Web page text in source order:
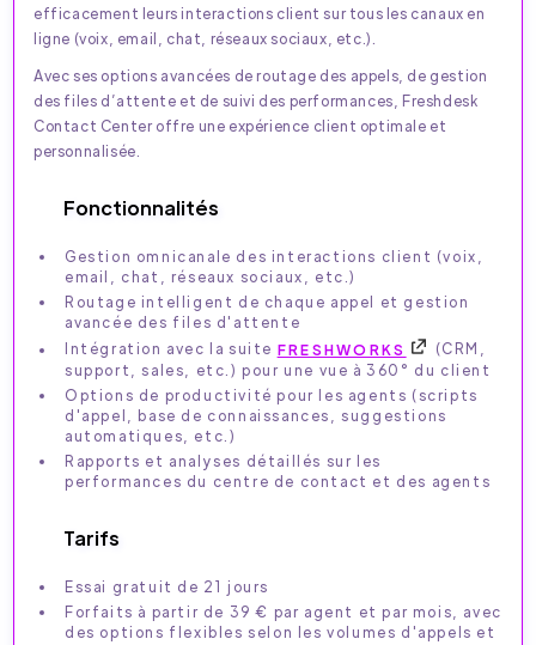
efficacement leurs interactions client sur tous les canaux en
ligne (voix, email, chat, réseaux sociaux, etc.).
Avec ses options avancées de routage des appels, de gestion
des files d’attente et de suivi des performances, Freshdesk
Contact Center offre une expérience client optimale et
personnalisée.
Fonctionnalités
Gestion omnicanale des interactions client (voix,
email, chat, réseaux sociaux, etc.)
Routage intelligent de chaque appel et gestion
avancée des files d'attente
Intégration avec la suite FRESHWORKS
(CRM,
support, sales, etc.) pour une vue à 360° du client
Options de productivité pour les agents (scripts
d'appel, base de connaissances, suggestions
automatiques, etc.)
Rapports et analyses détaillés sur les
performances du centre de contact et des agents
Tarifs
Essai gratuit de 21 jours
Forfaits à partir de 39 € par agent et par mois, avec
des options flexibles selon les volumes d'appels et